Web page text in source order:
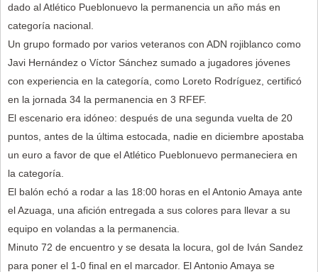
dado al Atlético Pueblonuevo la permanencia un año más en
categoría nacional.
Un grupo formado por varios veteranos con ADN rojiblanco como
Javi Hernández o Víctor Sánchez sumado a jugadores jóvenes
con experiencia en la categoría, como Loreto Rodríguez, certificó
en la jornada 34 la permanencia en 3 RFEF.
El escenario era idóneo: después de una segunda vuelta de 20
puntos, antes de la última estocada, nadie en diciembre apostaba
un euro a favor de que el Atlético Pueblonuevo permaneciera en
la categoría.
El balón echó a rodar a las 18:00 horas en el Antonio Amaya ante
el Azuaga, una afición entregada a sus colores para llevar a su
equipo en volandas a la permanencia.
Minuto 72 de encuentro y se desata la locura, gol de Iván Sandez
para poner el 1-0 final en el marcador. El Antonio Amaya se